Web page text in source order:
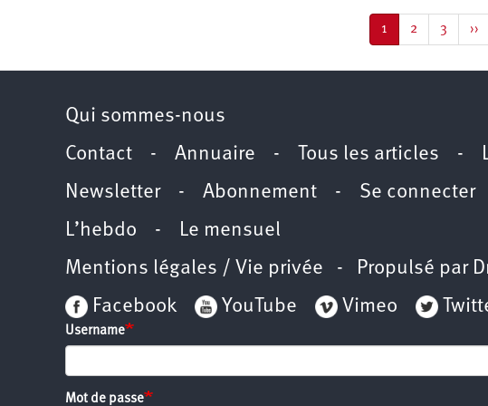
Page
courante
1 Page
2 Page
3 ››
Qui sommes-nous
Contact - Annuaire - Tous les articles -
Newsletter- Abonnement - Se connecter
L’hebdo - Le mensuel
Mentions légales / Vie privée - Propulsé par
Facebook
YouTube Vimeo
Username
Mot de passe